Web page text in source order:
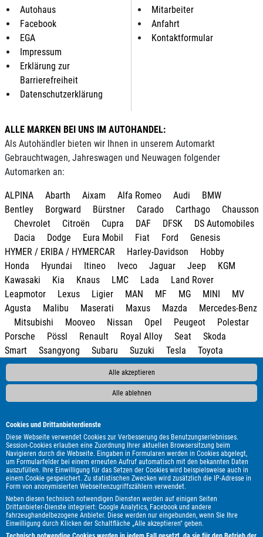
Alle akzeptieren
Alle ablehnen
Cookies und Drittanbieterdienste
Diese Webseite verwendet Cookies zur Verbesserung des Benutzungserlebnisses.
Session-Cookies erlauben eine Zuordnung Ihrer aktuellen Browsersitzung beim
Navigieren durch die Webseite. Eingaben in Formularen werden in Cookies abgelegt,
um Formularfelder bei einem erneuten Aufruf automatisch mit den bekannten Daten
auszufüllen. Ihre Einwilligung für das Setzen der Cookies wird beispielsweise auch in
einem Cookie gespeichert. Zu statistischen Zwecken wird zusätzlich die IP-Adresse in
Form von anonymisierten Webseitenzugriffszählern verwendet.
Neben diesen technisch notwendigen Diensten werden auf einigen Seiten
Drittanbieter-Dienste integriert: Google Analytics, Facebook und andere
fahrzeughandelbezogene Anbieter. Diese werden nur eingebunden, wenn Sie Ihre
Einwilligung durch Klicken der Schaltfläche „Alle akzeptieren" geben.
Autohaus
Facebook
EGA
Impressum
Erklärung zur
Barrierefreiheit
Datenschutzerklärung
Mitarbeiter
Anfahrt
Kontaktformular
ALLE MARKEN BEI UNS IM AUTOHANDEL:
Als Autohändler bieten wir Ihnen in unserem Automarkt
Gebrauchtwagen, Jahreswagen und Neuwagen folgender
Automarken an:
ALPINA Abarth Aixam Alfa Romeo Audi
BMW
Bentley
Borgward Bürstner Carado Carthago
Chausson
Chevrolet
Citroën Cupra DAF DFSK
DS Automobiles
Dacia
Dodge Eura Mobil Fiat Ford
Genesis
HYMER / ERIBA / HYMERCAR
Harley-Davidson
Hobby
Honda
Hyundai Itineo Iveco Jaguar Jeep
KGM
Kawasaki
Kia Knaus LMC Lada
Land Rover
Leapmotor
Lexus Ligier MAN MF MG MINI
MV
Agusta
Malibu Maserati Maxus Mazda
Mercedes-Benz
Mitsubishi
Mooveo Nissan Opel Peugeot
Polestar
Porsche
Pössl Renault Royal Alloy Seat
Skoda
Smart
Ssangyong Subaru Suzuki Tesla
Toyota
Volkswagen
Volvo Weinsberg e.GO